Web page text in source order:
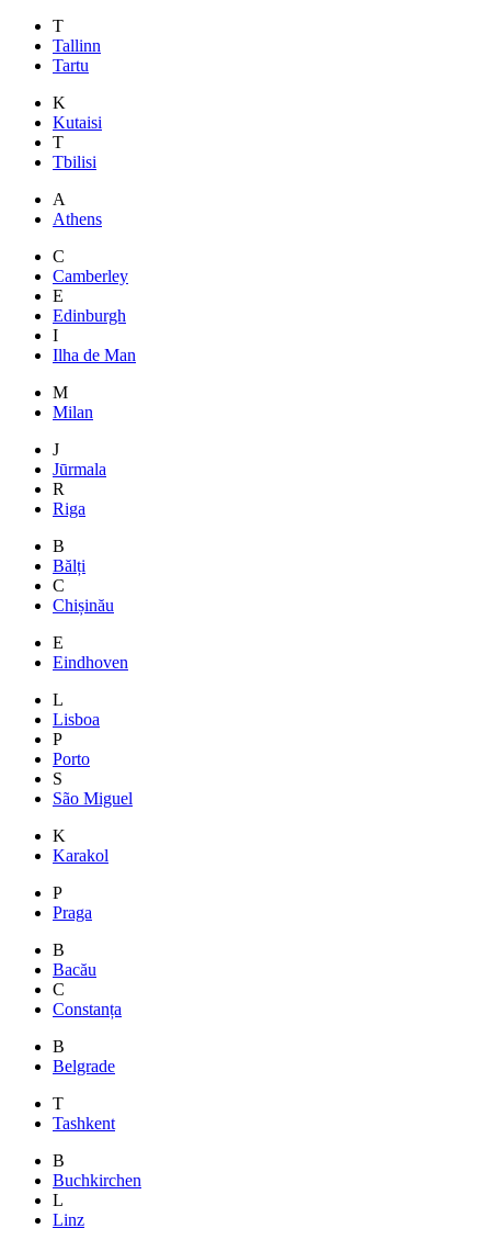
T
Tallinn
Tartu
K
Kutaisi
T
Tbilisi
A
Athens
C
Camberley
E
Edinburgh
I
Ilha de Man
M
Milan
J
Jūrmala
R
Riga
B
Bălți
C
Chișinău
E
Eindhoven
L
Lisboa
P
Porto
S
São Miguel
K
Karakol
P
Praga
B
Bacău
C
Constanța
B
Belgrade
T
Tashkent
B
Buchkirchen
L
Linz